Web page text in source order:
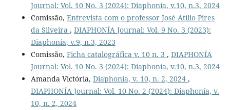
Journal: Vol. 10 No. 3 (2024): Diaphonía, v.10, n.3, 2024
Comissão, Entrevista com o professor José Atílio Pires
da Silveira , DIAPHONÍA Journal: Vol. 9 No. 3 (2023):
Diaphonía, v.9, n.3, 2023
Comissão, Ficha catalográfica v. 10 n. 3 , DIAPHONÍA
Journal: Vol. 10 No. 3 (2024): Diaphonía, v.10, n.3, 2024
Amanda Victória, Diaphonía, v. 10, n. 2, 2024 ,
DIAPHONÍA Journal: Vol. 10 No. 2 (2024): Diaphonía, v.
10, n. 2, 2024